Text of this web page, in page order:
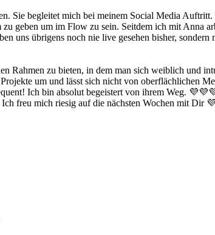
Sie begleitet mich bei meinem Social Media
geben um im Flow zu sein. Seitdem ich mit Anna
uns übrigens noch nie live gesehen bisher,
Rahmen zu bieten, in dem man sich weiblich und
um und lässt sich nicht von oberflächlichen
Ich bin absolut begeistert von ihrem Weg.
freu mich riesig auf die nächsten Wochen mit Dir